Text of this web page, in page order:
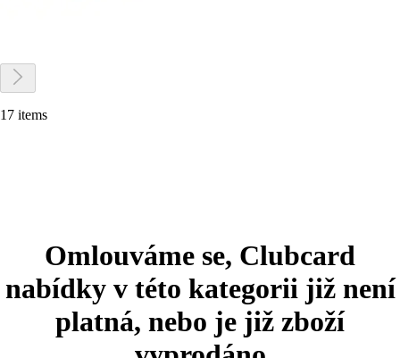
17 items
Omlouváme se, Clubcard
nabídky v této kategorii již není
platná, nebo je již zboží